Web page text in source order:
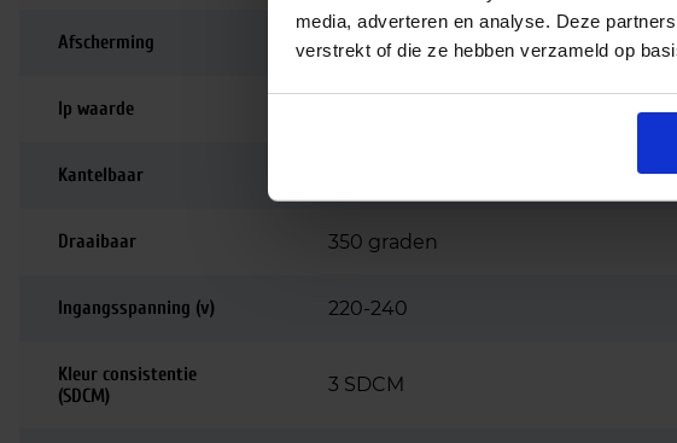
media, adverteren en analyse. Deze
verstrekt of die ze hebben verzameld op
Afscherming Aluminium reflector
Ip waarde
Kantelbaar
Draaibaar 350 graden
Ingangsspanning (v) 220-240
Kleur consistentie
(SDCM)
3 SDCM